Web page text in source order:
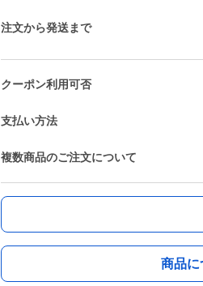
注文から発送まで
クーポン利用可否
支払い方法
複数商品のご注文について
商品に